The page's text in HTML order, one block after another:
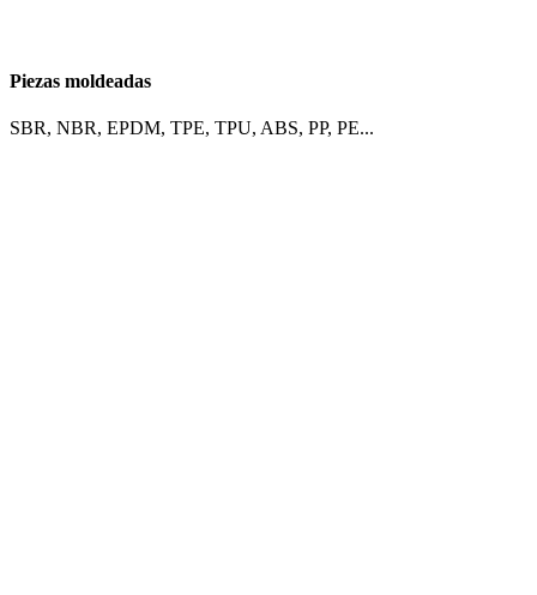
Piezas moldeadas
SBR, NBR, EPDM, TPE, TPU, ABS, PP, PE...